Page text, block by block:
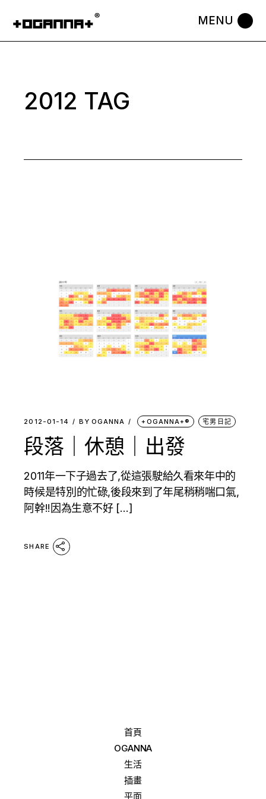
the
2012 TAG
2012-01-14 BY OGANNA +OGANNA+® 宅男日記
段落｜休憩｜出發
2011年一下子過去了,從這張駛給久看來年中的
時候是特別的忙碌,後段來到了年尾稍稍喘口氣,
阿幹!!因為生意不好 […]
SHARE
首頁
OGANNA
生活
插畫
平面